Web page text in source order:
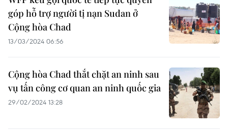
góp hỗ trợ người tị nạn Sudan ở
Cộng hòa Chad
13/03/2024 06:56
Cộng hòa Chad thắt chặt an ninh sau
vụ tấn công cơ quan an ninh quốc gia
29/02/2024 13:28